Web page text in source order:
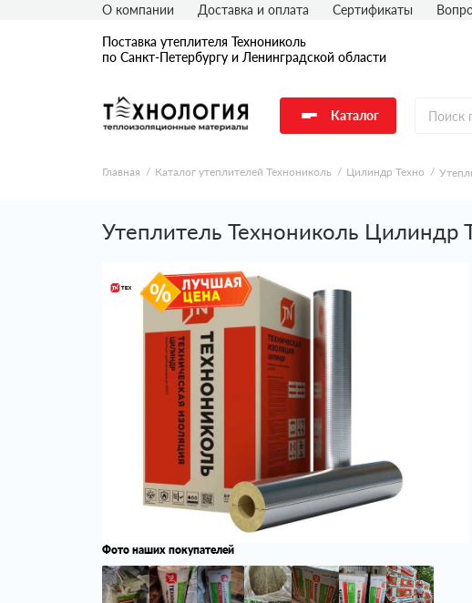
Поставка утеплителя Технониколь
по Санкт-Петербургу и Ленинградской области
Каталог
О компании Доставка и оплата Сертификаты
Главная Каталог утеплителей Технониколь Цилиндр Техно
Утеплитель Технониколь Цилиндр
Фото наших покупателей